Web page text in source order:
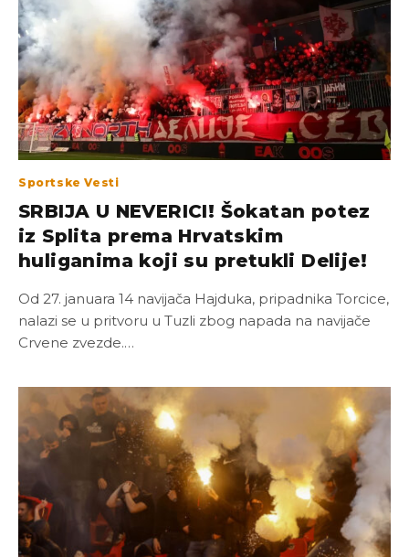
Sportske Vesti
SRBIJA U NEVERICI! Šokatan potez
iz Splita prema Hrvatskim
huliganima koji su pretukli Delije!
Od 27. januara 14 navijača Hajduka, pripadnika Torcice,
nalazi se u pritvoru u Tuzli zbog napada na navijače
Crvene zvezde.…